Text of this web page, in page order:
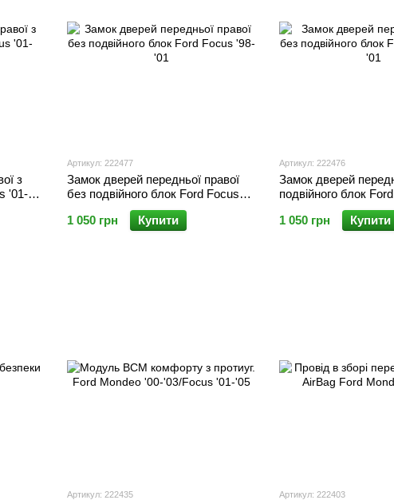
з
'01-
Артикул: 222477
Замок дверей передньої правої
без подвійного блок Ford Focus
1 050 грн
Купити
Артикул: 222476
Замок дверей
подвійного блок
1 050 грн
Купити
Артикул: 222435 Артикул: 222403